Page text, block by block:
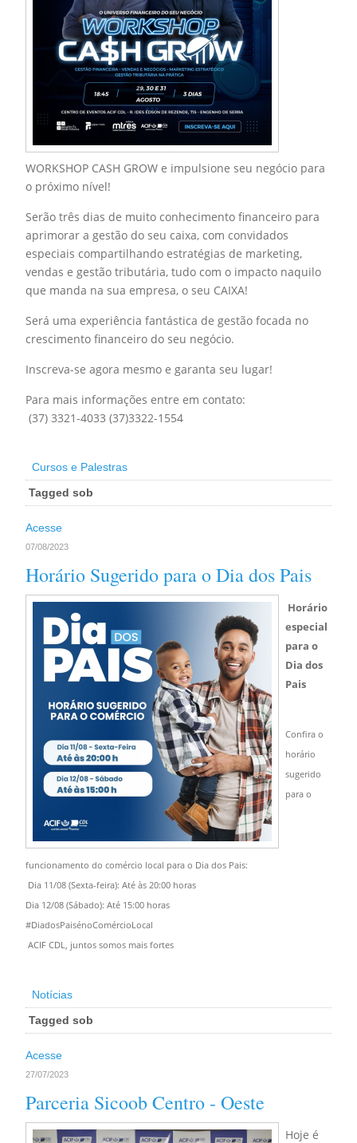
WORKSHOP CASH GROW e impulsione seu negócio para
o próximo nível!
Serão três dias de muito conhecimento financeiro para
aprimorar a gestão do seu caixa, com convidados
especiais compartilhando estratégias de marketing,
vendas e gestão tributária, tudo com o impacto naquilo
que manda na sua empresa, o seu CAIXA!
Será uma experiência fantástica de gestão focada no
crescimento financeiro do seu negócio.
Inscreva-se agora mesmo e garanta seu lugar!
Para mais informações entre em contato:
(37) 3321-4033 (37)3322-1554
Cursos e Palestras
Tagged sob
Acesse
07/08/2023
Horário Sugerido para o Dia dos Pais
Horário
especial
para o
Dia dos
Pais
Confira o
horário
sugerido
para o
funcionamento do comércio local para o Dia dos Pais:
Dia 11/08 (Sexta-feira): Até às 20:00 horas
Dia 12/08 (Sábado): Até 15:00 horas
#DiadosPaisénoComércioLocal
ACIF CDL, juntos somos mais fortes
Notícias
Tagged sob
Acesse
27/07/2023
Parceria Sicoob Centro - Oeste
Hoje é